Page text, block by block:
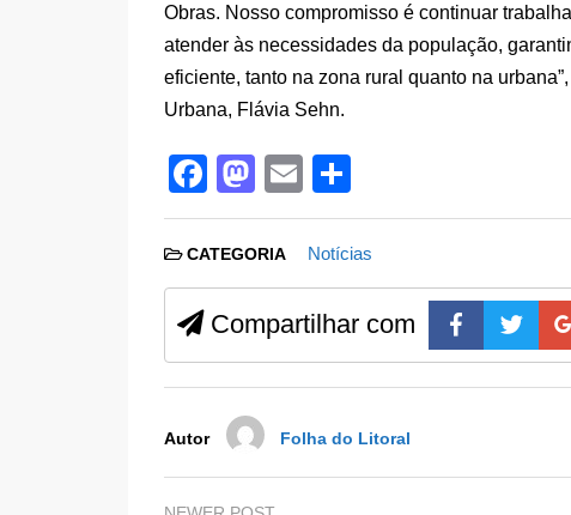
Obras. Nosso compromisso é continuar
atender às necessidades da população,
eficiente, tanto na zona rural quanto na
Urbana, Flávia Sehn.
F
a
c
e
b
o
k
M
a
st
o
d
o
E
m
ail
h
ar
e
CATEGORIA Notícias
Compartilhar com
Autor Folha do Litoral